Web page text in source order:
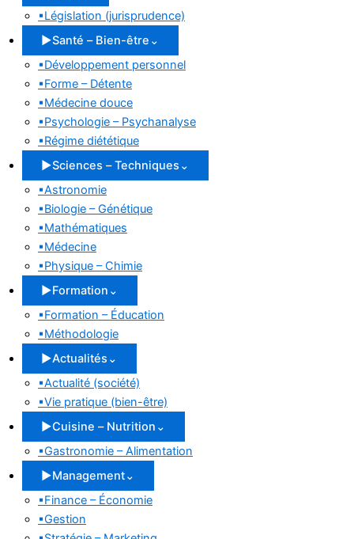
▪Législation (jurisprudence)
▶Santé – Bien-être ⌄
▪Développement personnel
▪Forme – Détente
▪Médecine douce
▪Psychologie – Psychanalyse
▪Régime diététique
▶Sciences – Techniques ⌄
▪Astronomie
▪Biologie – Génétique
▪Mathématiques
▪Médecine
▪Physique – Chimie
▶Formation ⌄
▪Formation – Éducation
▪Méthodologie
▶Actualités ⌄
▪Actualité (société)
▪Vie pratique (bien-être)
▶Cuisine – Nutrition ⌄
▪Gastronomie – Alimentation
▶Management⌄
▪Finance – Économie
▪Gestion